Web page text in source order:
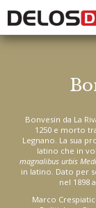
Bonvesin da La
1250 e morto
Legnano. La sua
latino che in
magnalibus urbis
in latino. Dato per
nel 1898
Marco